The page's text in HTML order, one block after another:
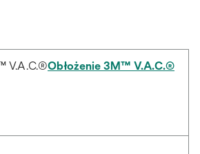
Obłożenie 3M™ V.A.C.®